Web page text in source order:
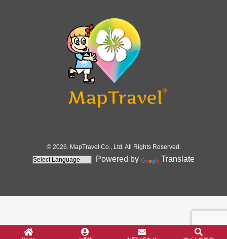
© 2026. MapTravel Co., Ltd. All Rights Reserved.
Powered by Translate